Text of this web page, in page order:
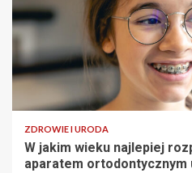
ZDROWIE I URODA
W jakim wieku najlepiej
aparatem ortodontycznym